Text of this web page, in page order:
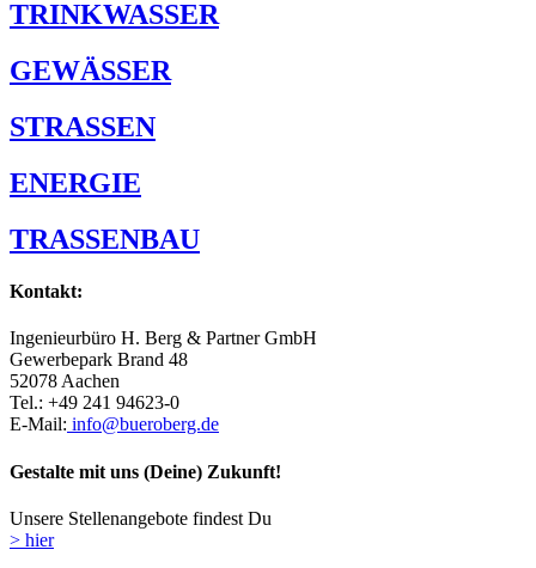
TRINK­WASSER
GEWÄSSER
STRASSEN
ENERGIE
TRASSEN­BAU
Kontakt:
Ingenieurbüro H. Berg & Partner GmbH
Gewerbepark Brand 48
52078 Aachen
Tel.: +49 241 94623-0
E-Mail: info@bueroberg.de
Gestalte mit uns (Deine) Zukunft!
Unsere Stellenangebote findest Du
> hier